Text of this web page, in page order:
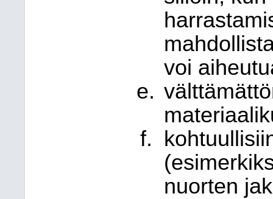
voi
nuorten